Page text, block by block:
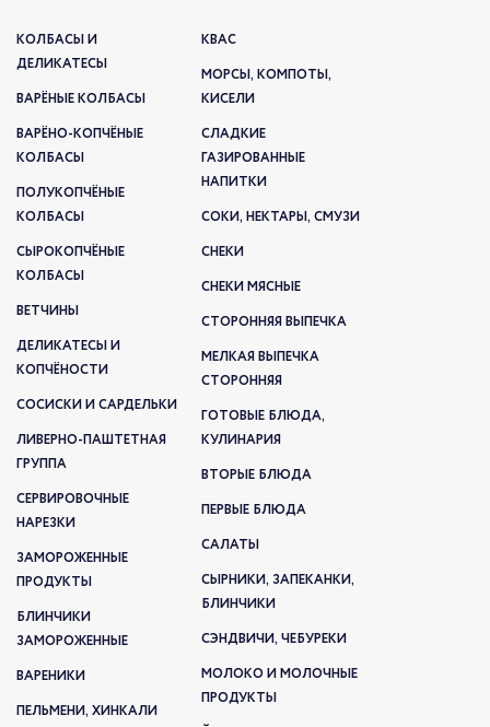
КОЛБАСЫ И
ДЕЛИКАТЕСЫ
ВАРЁНЫЕ КОЛБАСЫ
ВАРЁНО-КОПЧЁНЫЕ
КОЛБАСЫ
ПОЛУКОПЧЁНЫЕ
КОЛБАСЫ
СЫРОКОПЧЁНЫЕ
КОЛБАСЫ
ВЕТЧИНЫ
ДЕЛИКАТЕСЫ И
КОПЧЁНОСТИ
СОСИСКИ И САРДЕЛЬКИ
ЛИВЕРНО-ПАШТЕТНАЯ
ГРУППА
СЕРВИРОВОЧНЫЕ
НАРЕЗКИ
ЗАМОРОЖЕННЫЕ
ПРОДУКТЫ
БЛИНЧИКИ
ЗАМОРОЖЕННЫЕ
ВАРЕНИКИ
ПЕЛЬМЕНИ, ХИНКАЛИ
КВАС
МОРСЫ, КОМПОТЫ,
КИСЕЛИ
СЛАДКИЕ
ГАЗИРОВАННЫЕ
НАПИТКИ
СОКИ, НЕКТАРЫ, СМУЗИ
СНЕКИ
СНЕКИ МЯСНЫЕ
СТОРОННЯЯ ВЫПЕЧКА
МЕЛКАЯ ВЫПЕЧКА
СТОРОННЯЯ
ГОТОВЫЕ БЛЮДА,
КУЛИНАРИЯ
ВТОРЫЕ БЛЮДА
ПЕРВЫЕ БЛЮДА
САЛАТЫ
СЫРНИКИ, ЗАПЕКАНКИ,
БЛИНЧИКИ
СЭНДВИЧИ, ЧЕБУРЕКИ
МОЛОКО И МОЛОЧНЫЕ
ПРОДУКТЫ